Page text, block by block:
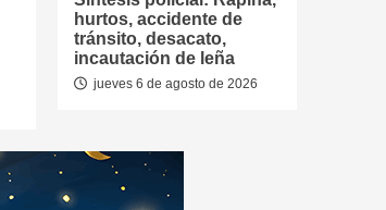
hurtos, accidente de
tránsito, desacato,
incautación de leña
jueves 6 de agosto de 2026